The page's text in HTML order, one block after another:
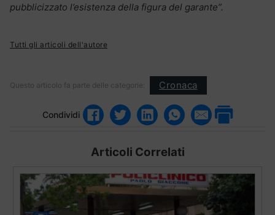
pubblicizzato l’esistenza della figura del garante”.
Tutti gli articoli dell'autore
Questo articolo fa parte delle categorie: Cronaca
Condividi
Articoli Correlati